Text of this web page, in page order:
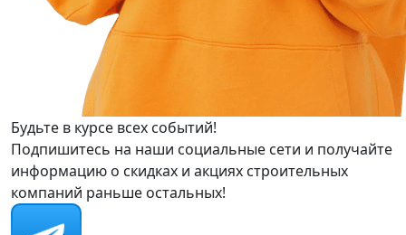
Будьте в курсе всех событий!
Подпишитесь на наши социальные сети и получайте
информацию о скидках и акциях строительных
компаний раньше остальных!